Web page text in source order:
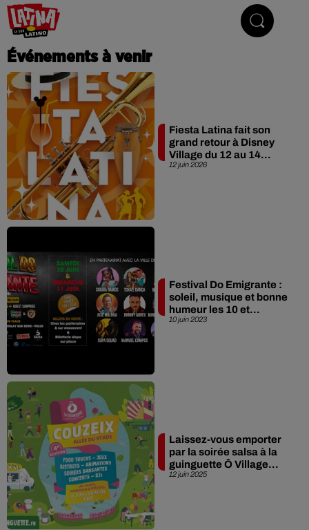
Événements à venir
12 juin 2026
Fiesta Latina fait son
grand retour à Disney
Village du 12 au 14...
10 juin 2023
Festival Do Emigrante :
soleil, musique et bonne
humeur les 10 et...
12 juin 2025
Laissez-vous emporter
par la soirée salsa à la
guinguette Ô Village...